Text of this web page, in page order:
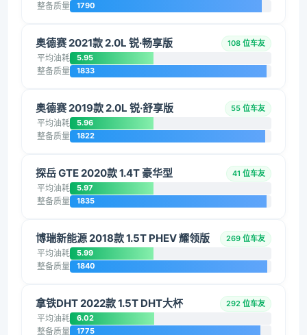
整备质量 1790
奥德赛 2021款 2.0L 锐·畅享版 108 位车友
平均油耗 5.95
整备质量 1833
奥德赛 2019款 2.0L 锐·舒享版 55 位车友
平均油耗 5.96
整备质量 1822
探岳 GTE 2020款 1.4T 豪华型 41 位车友
平均油耗 5.97
整备质量 1835
博瑞新能源 2018款 1.5T PHEV 耀领版 269 位车友
平均油耗 5.99
整备质量 1840
拿铁DHT 2022款 1.5T DHT大杯 292 位车友
平均油耗 6.02
整备质量 1775